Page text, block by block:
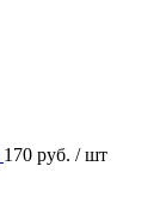
170 руб. / шт